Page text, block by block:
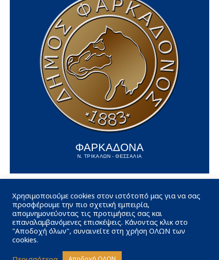
ΦΑΡΚΑΔΟΝΑ
Ν. ΤΡΙΚΑΛΩΝ - ΘΕΣΣΑΛΙΑ
Χρησιμοποιούμε cookies στον ιστότοπό μας για να σας
προσφέρουμε την πιο σχετική εμπειρία,
απομνημονεύοντας τις προτιμήσεις σας και
επαναλαμβανόμενες επισκέψεις. Κάνοντας κλικ στο
"Αποδοχή όλων", συναινείτε στη χρήση ΟΛΩΝ των
cookies.